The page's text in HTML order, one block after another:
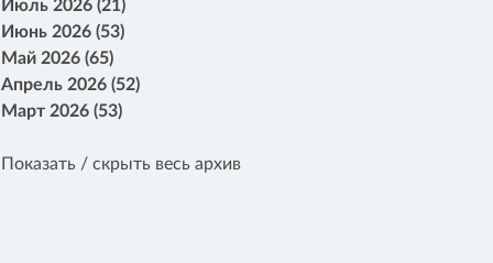
Июль 2026 (21)
Июнь 2026 (53)
Май 2026 (65)
Апрель 2026 (52)
Март 2026 (53)
Показать / скрыть весь архив